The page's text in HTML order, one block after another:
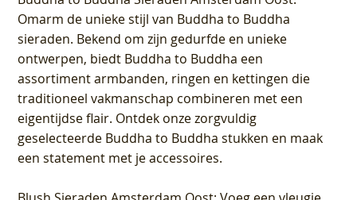
Omarm de unieke stijl van Buddha to Buddha
sieraden. Bekend om zijn gedurfde en unieke
ontwerpen, biedt Buddha to Buddha een
assortiment armbanden, ringen en kettingen die
traditioneel vakmanschap combineren met een
eigentijdse flair. Ontdek onze zorgvuldig
geselecteerde Buddha to Buddha stukken en maak
een statement met je accessoires.